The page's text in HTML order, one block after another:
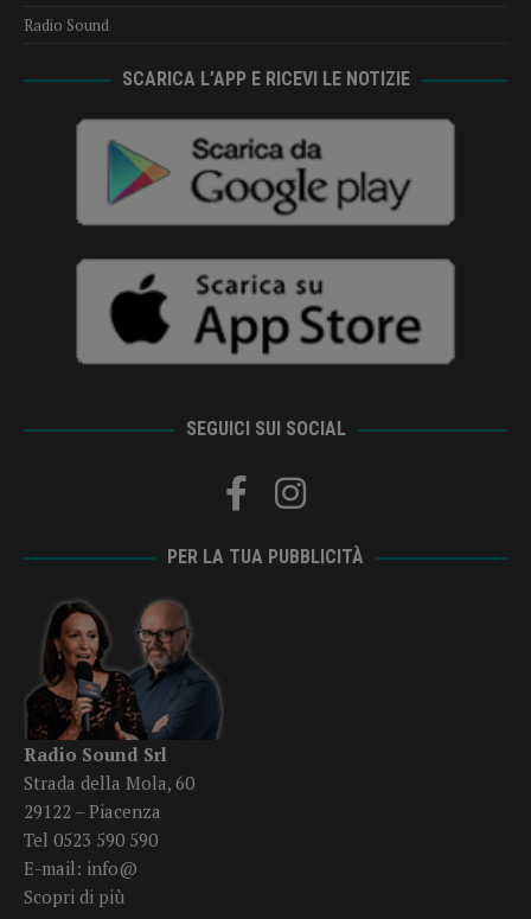
Radio Sound
SCARICA L’APP E RICEVI LE NOTIZIE
SEGUICI SUI SOCIAL
PER LA TUA PUBBLICITÀ
Radio Sound Srl
Strada della Mola, 60
29122 – Piacenza
Tel 0523 590 590
E-mail: info@
Scopri di più